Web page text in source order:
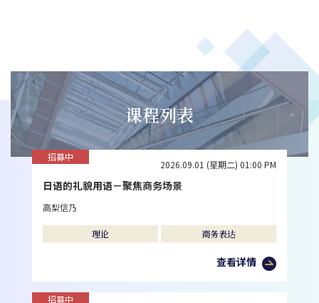
课程列表
招募中
2026.09.01 (星期二) 01:00 PM
日语的礼貌用语－聚焦商务场景
高梨信乃
理论 商务表达
查看详情
招募中